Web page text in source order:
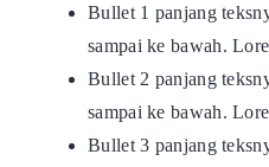
Bullet 1 panjang
sampai ke bawah.
Bullet 2 panjang
sampai ke bawah.
Bullet 3 panjang